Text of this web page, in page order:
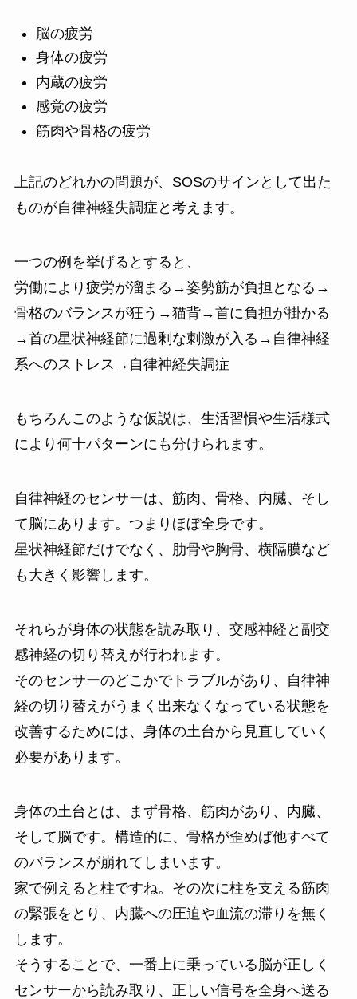
脳の疲労
身体の疲労
内蔵の疲労
感覚の疲労
筋肉や骨格の疲労
上記のどれかの問題が、SOSのサインとして出た
ものが自律神経失調症と考えます。
一つの例を挙げるとすると、
労働により疲労が溜まる→姿勢筋が負担となる→
骨格のバランスが狂う→猫背→首に負担が掛かる
→首の星状神経節に過剰な刺激が入る→自律神経
系へのストレス→自律神経失調症
もちろんこのような仮説は、生活習慣や生活様式
により何十パターンにも分けられます。
自律神経のセンサーは、筋肉、骨格、内臓、そし
て脳にあります。つまりほぼ全身です。
星状神経節だけでなく、肋骨や胸骨、横隔膜など
も大きく影響します。
それらが身体の状態を読み取り、交感神経と副交
感神経の切り替えが行われます。
そのセンサーのどこかでトラブルがあり、自律神
経の切り替えがうまく出来なくなっている状態を
改善するためには、身体の土台から見直していく
必要があります。
身体の土台とは、まず骨格、筋肉があり、内臓、
そして脳です。構造的に、骨格が歪めば他すべて
のバランスが崩れてしまいます。
家で例えると柱ですね。その次に柱を支える筋肉
の緊張をとり、内臓への圧迫や血流の滞りを無く
します。
そうすることで、一番上に乗っている脳が正しく
センサーから読み取り、正しい信号を全身へ送る